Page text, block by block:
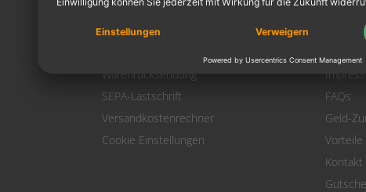
Warenkorb
Zahlung
Warenrücksendung
SEPA-Lastschrift
Versandkostenrechner
Cookie Einstellungen
FAQs
Geld-
Vorteile
Kontakt